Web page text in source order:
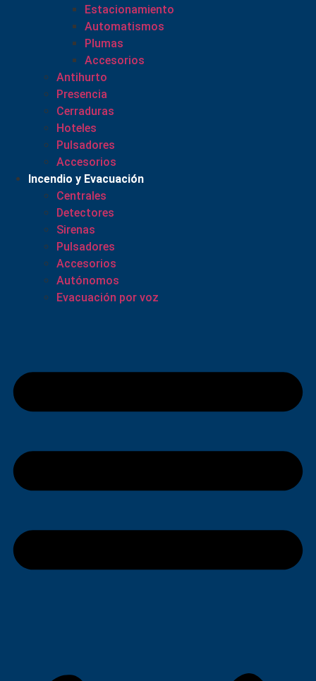
Estacionamiento
Automatismos
Plumas
Accesorios
Antihurto
Presencia
Cerraduras
Hoteles
Pulsadores
Accesorios
Incendio y Evacuación
Centrales
Detectores
Sirenas
Pulsadores
Accesorios
Autónomos
Evacuación por voz